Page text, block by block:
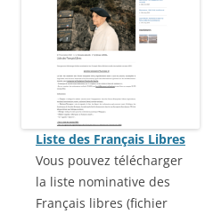
Liste des Français Libres
Vous pouvez télécharger
la liste nominative des
Français libres (fichier